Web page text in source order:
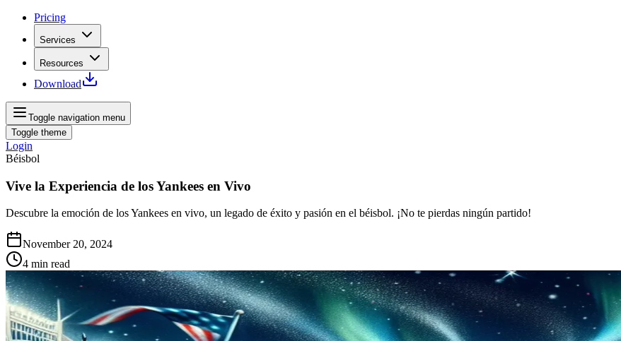
Pricing
Services
Resources
Download
Toggle navigation menu
Toggle theme
Login
Béisbol
Vive la Experiencia de los Yankees en Vivo
Descubre la emoción de los Yankees en vivo, un legado de éxito y pasión en el béisbol. ¡No te pierdas ningún partido!
November 20, 2024
4 min read